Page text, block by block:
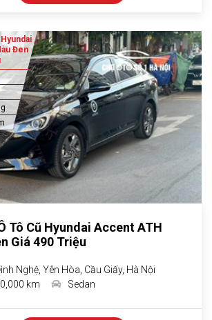
Đen
Tô Cũ Hyundai Accent ATH
Giá 490 Triệu
Nghệ, Yên Hòa, Cầu Giấy, Hà Nội
km Sedan